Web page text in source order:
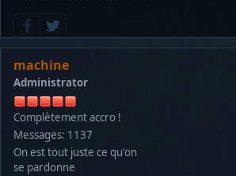
machine
Administrator
Complètement accro !
Messages: 1137
On est tout juste ce qu'on
se pardonne